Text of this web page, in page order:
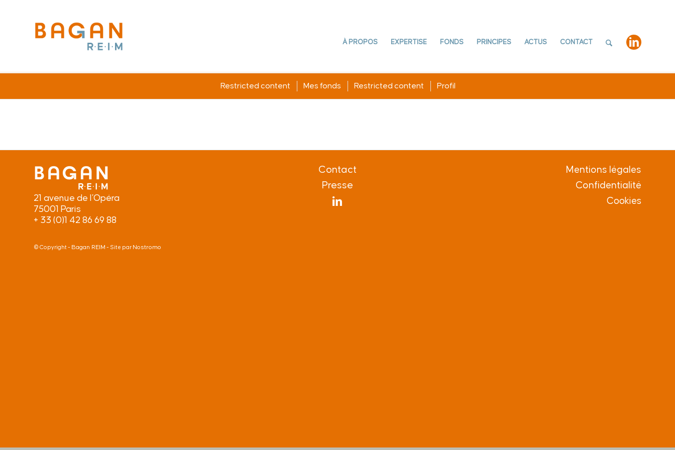
À PROPOS EXPERTISE FONDS PRINCIPES ACTUS CONTACT
Restricted content Mes fonds Restricted content Profil
21 avenue de l’Opéra
75001 Paris
+ 33 (0)1 42 86 69 88
Contact
Presse
Mentions légales
Confidentialité
Cookies
© Copyright - Bagan REIM - Site par Nostromo